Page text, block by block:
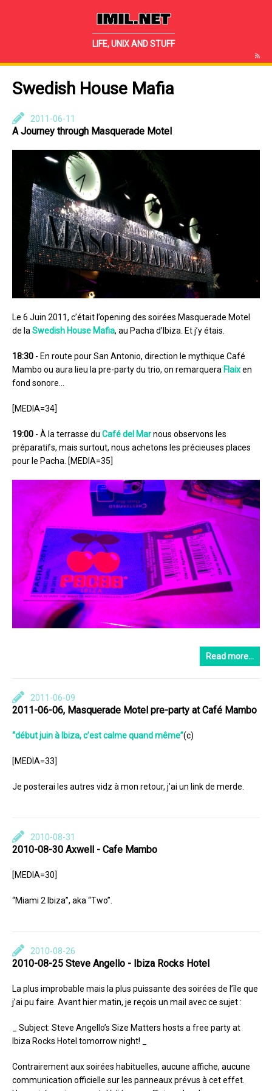
IMIL.NET
LIFE, UNIX AND STUFF
Swedish House Mafia
2011-06-11
A Journey through Masquerade Motel
Le 6 Juin 2011, c’était l’opening des soirées Masquerade Motel
de la Swedish House Mafia, au Pacha d’Ibiza. Et j’y étais.
18:30 - En route pour San Antonio, direction le mythique Café
Mambo ou aura lieu la pre-party du trio, on remarquera Flaixen
fond sonore…
[MEDIA=34]
19:00 - À la terrasse du Café del Marnous observons les
préparatifs, mais surtout, nous achetons les précieuses places
pour le Pacha. [MEDIA=35]
Read more…
2011-06-09
2011-06-06, Masquerade Motel pre-party at Café Mambo
“début juin à Ibiza, c’est calme quand même”(c)
[MEDIA=33]
Je posterai les autres vidz à mon retour, j’ai un link de merde.
2010-08-31
2010-08-30 Axwell - Cafe Mambo
[MEDIA=30]
“Miami 2 Ibiza”, aka “Two”.
2010-08-26
2010-08-25 Steve Angello - Ibiza Rocks Hotel
La plus improbable mais la plus puissante des soirées de l’île que
j’ai pu faire. Avant hier matin, je reçois un mail avec ce sujet :
_ Subject: Steve Angello’s Size Matters hosts a free party at
Ibiza Rocks Hotel tomorrow night! _
Contrairement aux soirées habituelles, aucune affiche, aucune
communication officielle sur les panneaux prévus à cet effet.